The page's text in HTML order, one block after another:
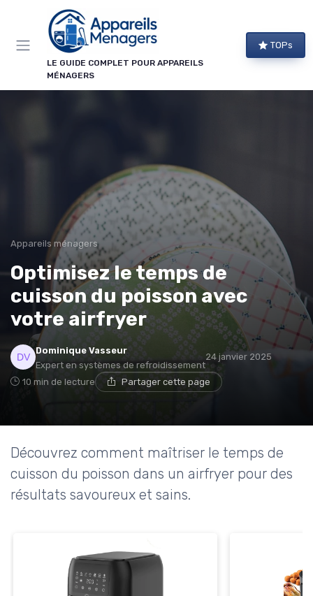
LE GUIDE COMPLET POUR APPAREILS
MÉNAGERS
TOPs
Appareils ménagers
Optimisez le temps de
cuisson du poisson avec
votre airfryer
Dominique Vasseur
Expert en systèmes de refroidissement
24 janvier 2025
10 min de lecture Partager cette page
Découvrez comment maîtriser le temps de
cuisson du poisson dans un airfryer pour des
résultats savoureux et sains.
Panneau de gestion des cookies